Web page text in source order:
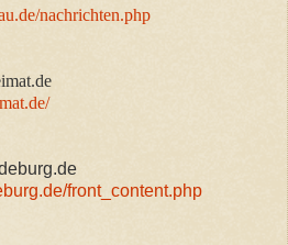
nachrichten.php
front_content.php